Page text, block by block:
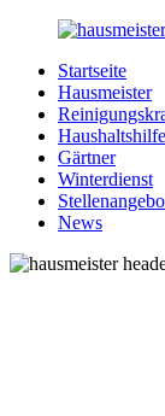
Zurück
Inhalt
Hausmeister.de
Alles
rund
Ihren
Haushalt
Startseite
Hausmeister
Haushaltshilfe
Gärtner
Winterdienst
News